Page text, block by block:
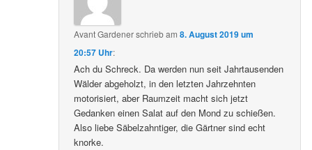
Avant Gardenerschriebam8. August 2019 um
20:57 Uhr:
Ach du Schreck. Da werden nun seit Jahrtausenden
Wälder abgeholzt, in den letzten Jahrzehnten
motorisiert, aber Raumzeit macht sich jetzt
Gedanken einen Salat auf den Mond zu schießen.
Also liebe Säbelzahntiger, die Gärtner sind echt
knorke.